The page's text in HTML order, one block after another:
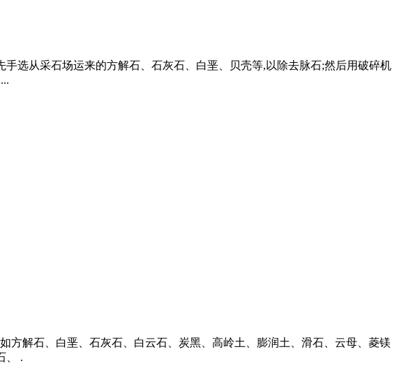
选从采石场运来的方解石、石灰石、白垩、贝壳等,以除去脉石;然后用破碎机
方解石、白垩、石灰石、白云石、炭黑、高岭土、膨润土、滑石、云母、菱镁
、 .